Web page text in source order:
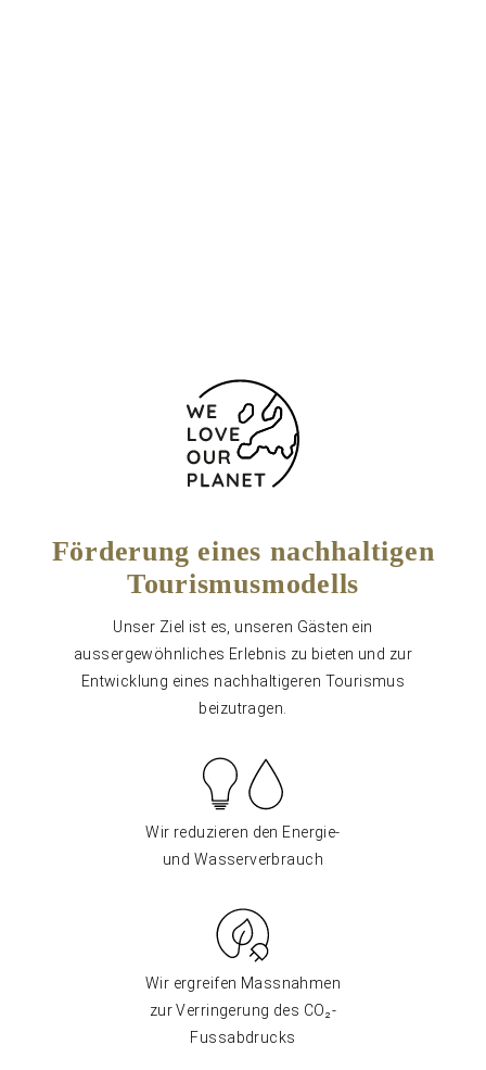
Förderung eines nachhaltigen
Tourismusmodells
Unser Ziel ist es, unseren Gästen ein
aussergewöhnliches Erlebnis zu bieten und zur
Entwicklung eines nachhaltigeren Tourismus
beizutragen.
Wir reduzieren den Energie-
und Wasserverbrauch
Wir ergreifen Massnahmen
zur Verringerung des CO₂-
Fussabdrucks